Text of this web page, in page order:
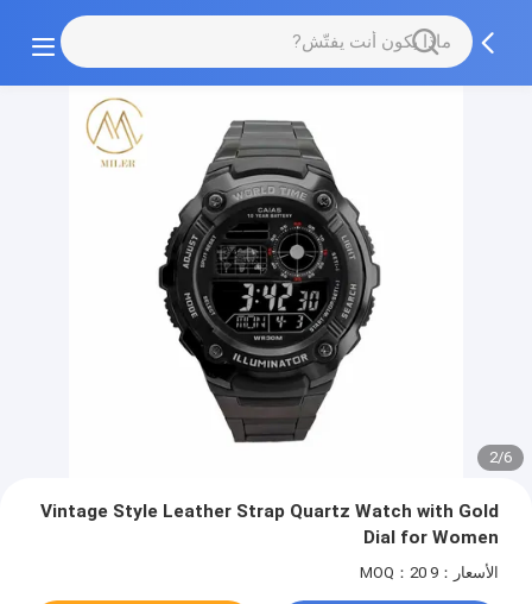
2/6
Vintage Style Leather Strap Quartz Watch with Gold
Dial for Women
الأسعار：9 MOQ：20